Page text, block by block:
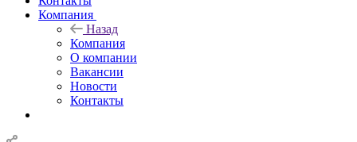
Компания
Назад
Компания
О компании
Вакансии
Новости
Контакты